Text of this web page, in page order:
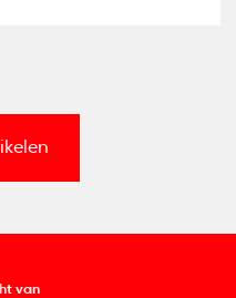
van